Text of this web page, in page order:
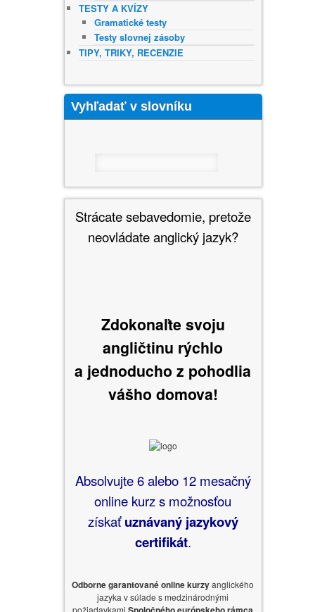
TESTY A KVÍZY
Gramatické testy
Testy slovnej zásoby
TIPY, TRIKY, RECENZIE
Vyhľadať v slovníku
Strácate sebavedomie, pretože
neovládate anglický jazyk?
Zdokonaľte svoju
angličtinu rýchlo
a jednoduchoz pohodlia
vášho domova!
Absolvujte 6 alebo 12 mesačný
online kurz s možnosťou
získaťuznávaný jazykový
certifikát.
Odborne garantované online kurzyanglického
jazyka v súlade s medzinárodnými